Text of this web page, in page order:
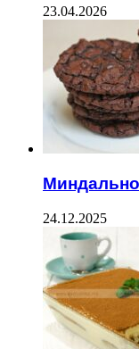
23.04.2026
24.12.2025